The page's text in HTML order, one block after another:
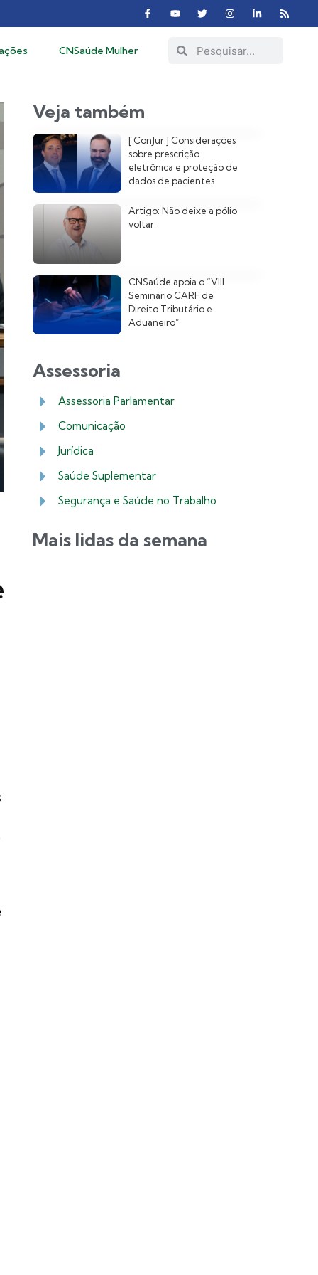
CNSaúde Mulher
Veja também
[ ConJur ] Considerações
sobre prescrição
eletrônica e proteção de
dados de pacientes
Artigo: Não deixe a pólio
voltar
CNSaúde apoia o “VIII
Seminário CARF de
Direito Tributário e
Aduaneiro”
Assessoria
Assessoria Parlamentar
Comunicação
Jurídica
Saúde Suplementar
Segurança e Saúde no Trabalho
Mais lidas da semana